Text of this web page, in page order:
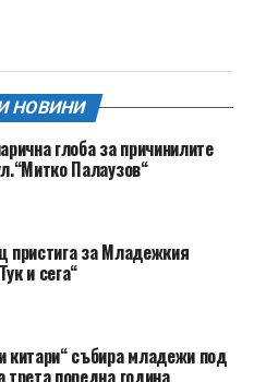
НОВИНИ
глоба за причинилите
Палаузов“
пристига за Младежкия
и сега“
китари“ събира младежи под